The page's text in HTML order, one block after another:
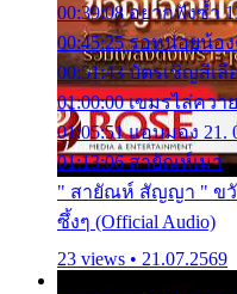
00:39:08 อยากฟังซ้ำ
00:45:25 รอหน่อยน้อ
00:51:43 บัตรเชิญสีเลื
01:00:00 เขมรไล่ควา
01:05:51 แอบมอง
01:13:06 สายัณห์เมา
" สายัณห์ สัญญา " ขวั
ซึ้งๆ (Official Audio)
23 views • 21.07.2569